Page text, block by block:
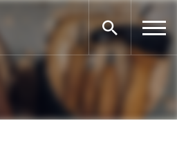
innehållet